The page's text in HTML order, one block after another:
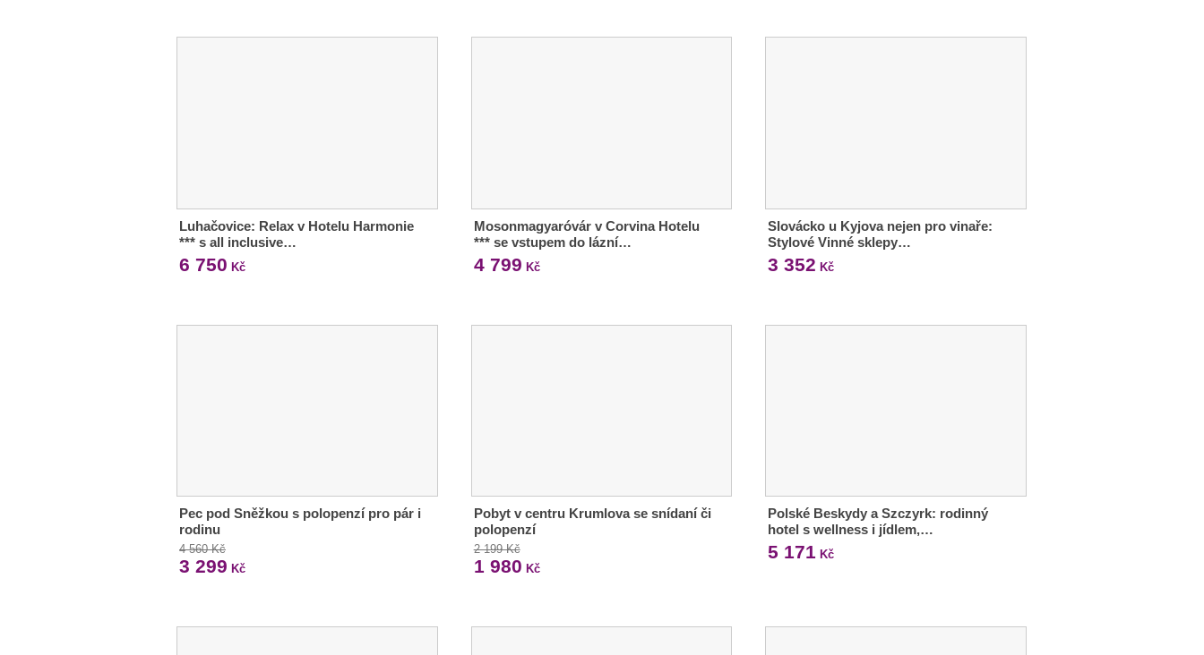
Luhačovice: Relax v Hotelu Harmonie
*** s all inclusive…
6 750 Kč
Mosonmagyaróvár v Corvina Hotelu
*** se vstupem do lázní…
4 799 Kč
Slovácko u Kyjova nejen pro vinaře:
Stylové Vinné sklepy…
3 352 Kč
Pec pod Sněžkou s polopenzí pro pár i
rodinu
4 560 Kč
3 299 Kč
Pobyt v centru Krumlova se snídaní či
polopenzí
2 199 Kč
1 980 Kč
Polské Beskydy a Szczyrk: rodinný
hotel s wellness i jídlem,…
5 171 Kč